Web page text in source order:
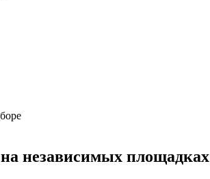
независимых площадках